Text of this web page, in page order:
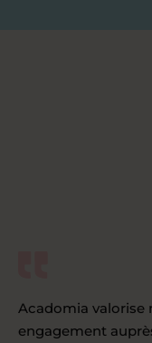
Acadomia
engagement